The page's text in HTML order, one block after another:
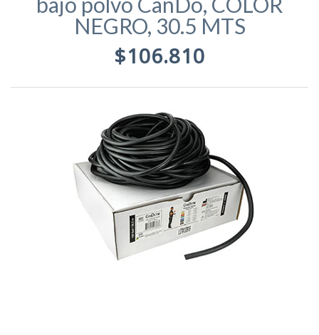
NEGRO, 30.5 MTS
$106.810